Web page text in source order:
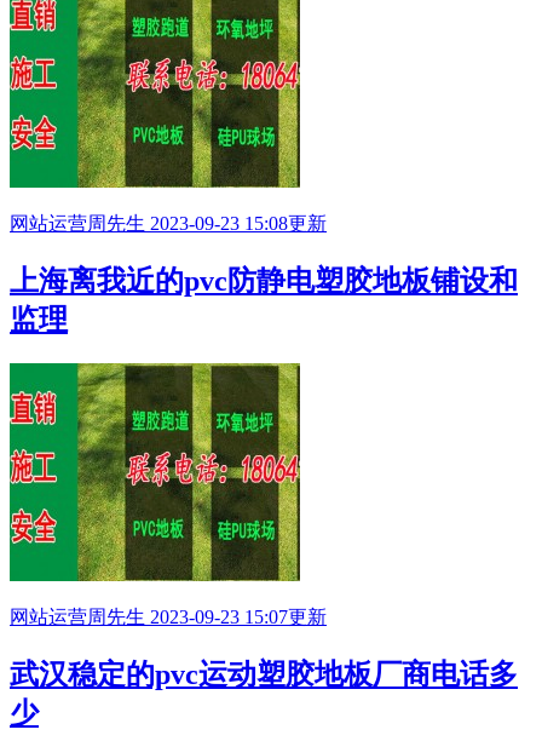
网站运营周先生 2023-09-23 15:08更新
上海离我近的pvc防静电塑胶地板铺设和
监理
网站运营周先生 2023-09-23 15:07更新
武汉稳定的pvc运动塑胶地板厂商电话多
少